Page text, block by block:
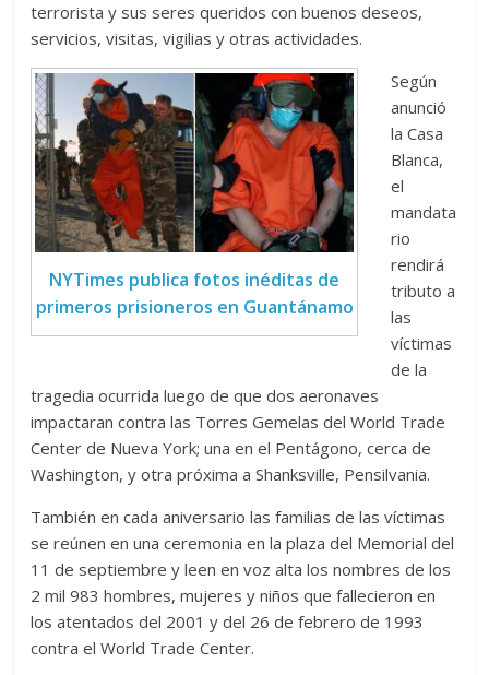
terrorista y sus seres queridos con buenos deseos,
servicios, visitas, vigilias y otras actividades.
NYTimes publica fotos inéditas de
primeros prisioneros en Guantánamo
Según
anunció
la Casa
Blanca,
el
mandata
rio
rendirá
tributo a
las
víctimas
de la
tragedia ocurrida luego de que dos aeronaves
impactaran contra las Torres Gemelas del World Trade
Center de Nueva York; una en el Pentágono, cerca de
Washington, y otra próxima a Shanksville, Pensilvania.
También en cada aniversario las familias de las víctimas
se reúnen en una ceremonia en la plaza del Memorial del
11 de septiembre y leen en voz alta los nombres de los
2 mil 983 hombres, mujeres y niños que fallecieron en
los atentados del 2001 y del 26 de febrero de 1993
contra el World Trade Center.